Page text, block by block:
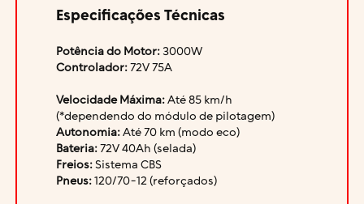
Especificações Técnicas
Potência do Motor:3000W
Controlador:72V 75A
Velocidade Máxima:Até 85 km/h
(*dependendo do módulo de pilotagem)
Autonomia:Até 70 km (modo eco)
Bateria:72V 40Ah (selada)
Freios:Sistema CBS
Pneus:120/70-12 (reforçados)